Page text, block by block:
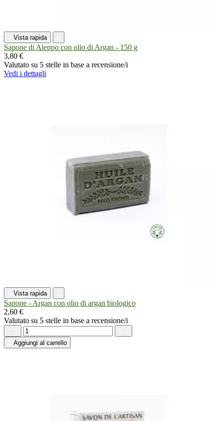
Vista rapida
Sapone di Aleppo con olio di Argan - 150 g
3,80 €
Valutato su 5 stelle in base a recensione/i
Vedi i dettagli
Vista rapida
Sapone - Argan con olio di argan biologico
2,60 €
Valutato su 5 stelle in base a recensione/i
Aggiungi al carrello